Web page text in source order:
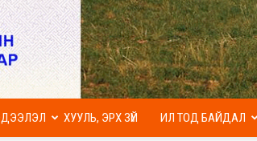
ХУУЛЬ, ЭРХ ЗҮЙ ИЛ ТОД БАЙДАЛ